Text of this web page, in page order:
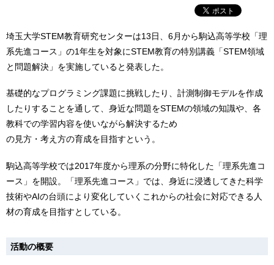
埼玉大学STEM教育研究センターは13日、6月から駒込高等学校「理
系先進コース」の1年生を対象にSTEM教育の特別講義「STEM領域
と問題解決」を実施していると発表した。
基礎的なプログラミング課題に挑戦したり、計測制御モデルを作成
したりすることを通して、身近な問題をSTEMの領域の知識や、各
教科での学習内容を使いながら解決するため
の見方・考え方の育成を目指すという。
駒込高等学校では2017年度から理系の分野に特化した「理系先進コ
ース」を開設。「理系先進コース」では、身近に浸透してきた科学
技術やAIの台頭により変化していくこれからの社会に対応できる人
材の育成を目指すとしている。
活動の概要